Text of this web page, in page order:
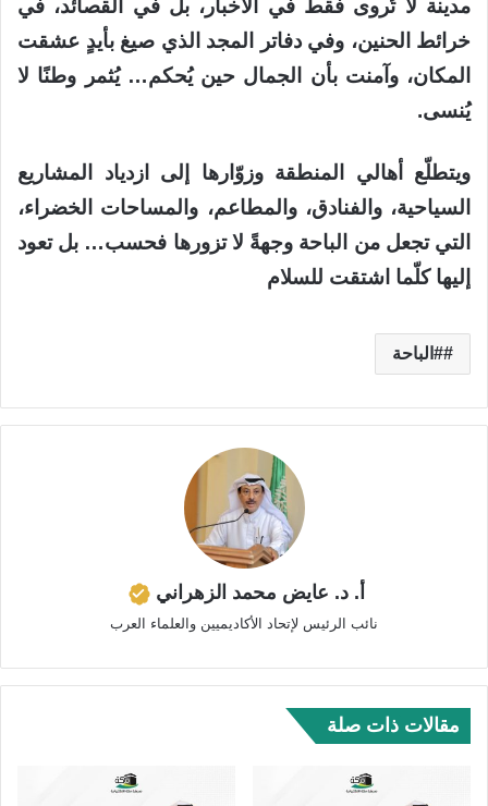
مدينة لا تُروى فقط في الأخبار، بل في القصائد، في
خرائط الحنين، وفي دفاتر المجد الذي صيغ بأيدٍ عشقت
المكان، وآمنت بأن الجمال حين يُحكم… يُثمر وطنًا لا
يُنسى.
ويتطلّع أهالي المنطقة وزوّارها إلى ازدياد المشاريع
السياحية، والفنادق، والمطاعم، والمساحات الخضراء،
التي تجعل من الباحة وجهةً لا تزورها فحسب… بل تعود
إليها كلّما اشتقت للسلام
#الباحة
أ. د. عايض محمد الزهراني
نائب الرئيس لإتحاد الأكاديميين والعلماء العرب
مقالات ذات صلة